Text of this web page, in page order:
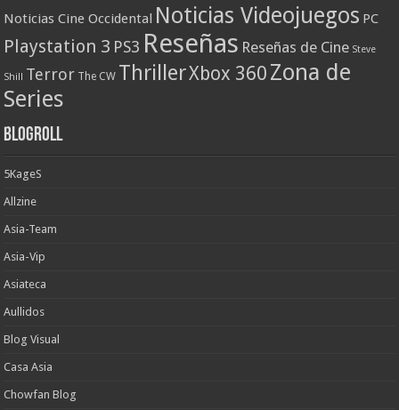
Noticias Cine Occidental Noticias Videojuegos PC
Playstation 3 PS3 Reseñas Reseñas de Cine Steve
Shill Terror The CW ThrillerXbox 360 Zona de
Series
Blogroll
5KageS
Allzine
Asia-Team
Asia-Vip
Asiateca
Aullidos
Blog Visual
Casa Asia
Chowfan Blog